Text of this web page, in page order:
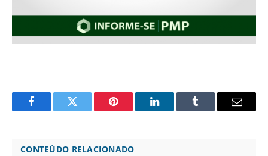
FacebookTwitter Pinterest LinkedInTumblr Email
CONTEÚDO RELACIONADO